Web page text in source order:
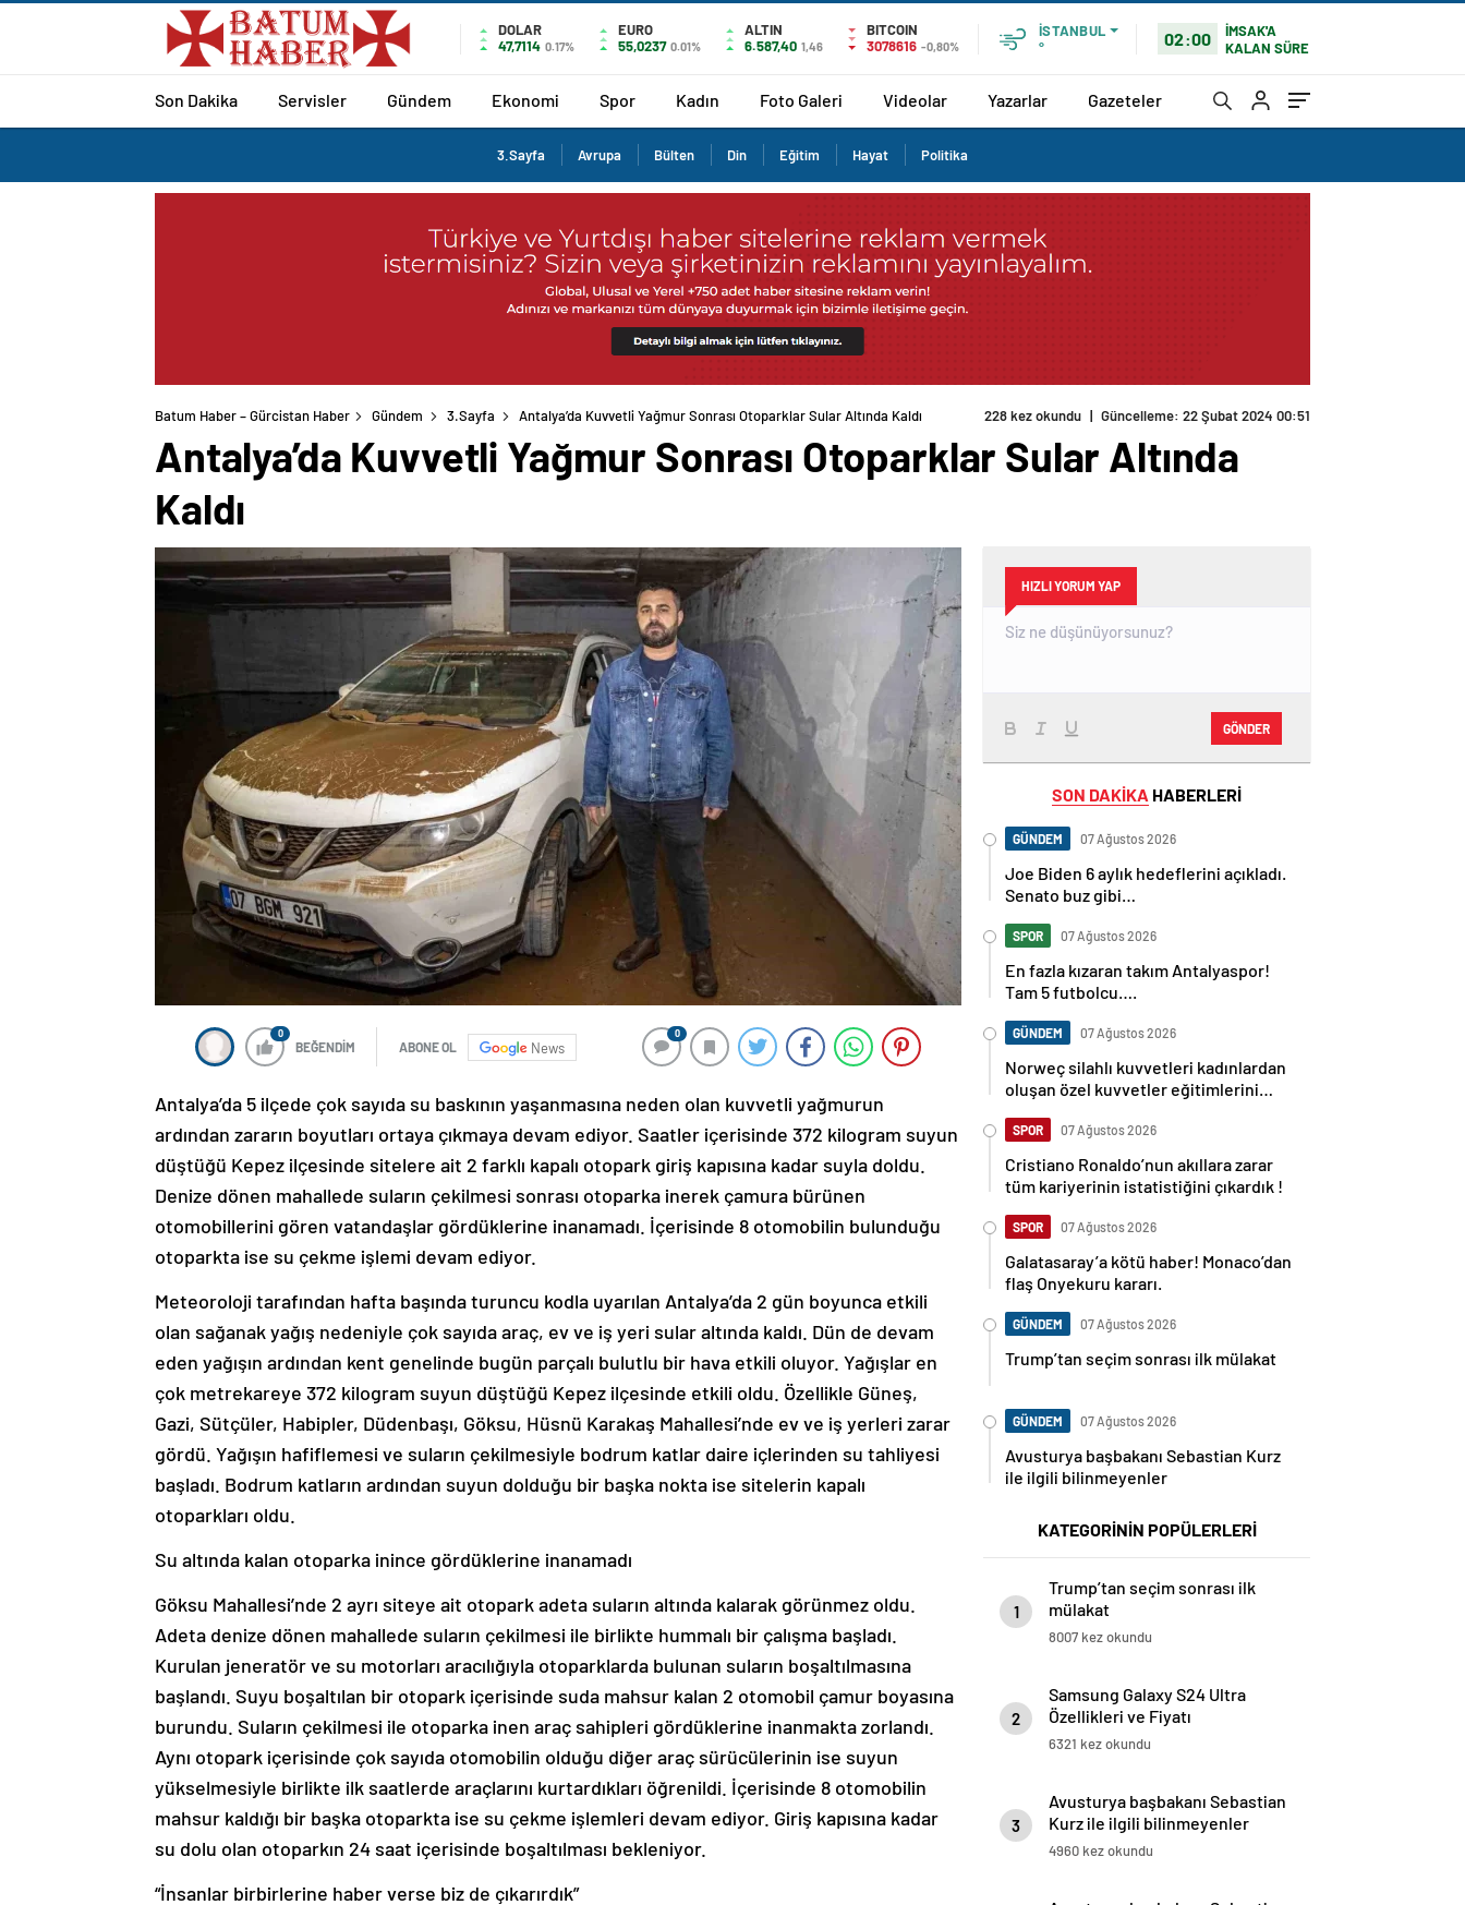
DOLAR
47,7114 0.17%
EURO
55,0237 0.01%
ALTIN
6.587,40 1,46
BITCOIN
3078616 -0,80%
İSTANBUL
°
02:00
İMSAK'A
KALAN SÜRE
Son Dakika Servisler Gündem Ekonomi Spor Kadın Foto Galeri Videolar Yazarlar Gazeteler
3.Sayfa Avrupa Bülten Din Eğitim Hayat Politika
Batum Haber – Gürcistan Haber Gündem 3.Sayfa Antalya’da Kuvvetli Yağmur Sonrası Otoparklar Sular Altında Kaldı 228 kez okundu | Güncelleme: 22 Şubat 2024 00:51
Antalya’da Kuvvetli Yağmur Sonrası Otoparklar Sular Altında
Kaldı
0
BEĞENDİM ABONE OL News
0
Antalya’da 5 ilçede çok sayıda su baskının yaşanmasına neden olan kuvvetli yağmurun
ardından zararın boyutları ortaya çıkmaya devam ediyor. Saatler içerisinde 372 kilogram suyun
düştüğü Kepez ilçesinde sitelere ait 2 farklı kapalı otopark giriş kapısına kadar suyla doldu.
Denize dönen mahallede suların çekilmesi sonrası otoparka inerek çamura bürünen
otomobillerini gören vatandaşlar gördüklerine inanamadı. İçerisinde 8 otomobilin bulunduğu
otoparkta ise su çekme işlemi devam ediyor.
Meteoroloji tarafından hafta başında turuncu kodla uyarılan Antalya’da 2 gün boyunca etkili
olan sağanak yağış nedeniyle çok sayıda araç, ev ve iş yeri sular altında kaldı. Dün de devam
eden yağışın ardından kent genelinde bugün parçalı bulutlu bir hava etkili oluyor. Yağışlar en
çok metrekareye 372 kilogram suyun düştüğü Kepez ilçesinde etkili oldu. Özellikle Güneş,
Gazi, Sütçüler, Habipler, Düdenbaşı, Göksu, Hüsnü Karakaş Mahallesi’nde ev ve iş yerleri zarar
gördü. Yağışın hafiflemesi ve suların çekilmesiyle bodrum katlar daire içlerinden su tahliyesi
başladı. Bodrum katların ardından suyun dolduğu bir başka nokta ise sitelerin kapalı
otoparkları oldu.
Su altında kalan otoparka inince gördüklerine inanamadı
Göksu Mahallesi’nde 2 ayrı siteye ait otopark adeta suların altında kalarak görünmez oldu.
Adeta denize dönen mahallede suların çekilmesi ile birlikte hummalı bir çalışma başladı.
Kurulan jeneratör ve su motorları aracılığıyla otoparklarda bulunan suların boşaltılmasına
başlandı. Suyu boşaltılan bir otopark içerisinde suda mahsur kalan 2 otomobil çamur boyasına
burundu. Suların çekilmesi ile otoparka inen araç sahipleri gördüklerine inanmakta zorlandı.
Aynı otopark içerisinde çok sayıda otomobilin olduğu diğer araç sürücülerinin ise suyun
yükselmesiyle birlikte ilk saatlerde araçlarını kurtardıkları öğrenildi. İçerisinde 8 otomobilin
mahsur kaldığı bir başka otoparkta ise su çekme işlemleri devam ediyor. Giriş kapısına kadar
su dolu olan otoparkın 24 saat içerisinde boşaltılması bekleniyor.
“İnsanlar birbirlerine haber verse biz de çıkarırdık”
HIZLI YORUM YAP
GÖNDER
SON DAKİKA HABERLERİ
GÜNDEM 07 Ağustos 2026
Joe Biden 6 aylık hedeflerini açıkladı.
Senato buz gibi…
SPOR 07 Ağustos 2026
En fazla kızaran takım Antalyaspor!
Tam 5 futbolcu….
GÜNDEM 07 Ağustos 2026
Norweç silahlı kuvvetleri kadınlardan
oluşan özel kuvvetler eğitimlerini
SPOR 07 Ağustos 2026
Cristiano Ronaldo’nun akıllara zarar
tüm kariyerinin istatistiğini çıkardık !
SPOR 07 Ağustos 2026
Galatasaray’a kötü haber! Monaco’dan
flaş Onyekuru kararı.
GÜNDEM 07 Ağustos 2026
Trump’tan seçim sonrası ilk mülakat
GÜNDEM 07 Ağustos 2026
Avusturya başbakanı Sebastian Kurz
ile ilgili bilinmeyenler
KATEGORİNİN POPÜLERLERİ
1
Trump’tan seçim sonrası ilk
mülakat
8007 kez okundu
2
Samsung Galaxy S24 Ultra
Özellikleri ve Fiyatı
6321 kez okundu
3
Avusturya başbakanı Sebastian
Kurz ile ilgili bilinmeyenler
4960 kez okundu